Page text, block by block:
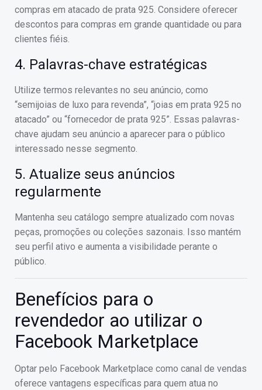
compras em atacado de prata 925. Considere oferecer
descontos para compras em grande quantidade ou para
clientes fiéis.
4. Palavras-chave estratégicas
Utilize termos relevantes no seu anúncio, como
“semijoias de luxo para revenda”, “joias em prata 925 no
atacado” ou “fornecedor de prata 925”. Essas palavras-
chave ajudam seu anúncio a aparecer para o público
interessado nesse segmento.
5. Atualize seus anúncios
regularmente
Mantenha seu catálogo sempre atualizado com novas
peças, promoções ou coleções sazonais. Isso mantém
seu perfil ativo e aumenta a visibilidade perante o
público.
Benefícios para o
revendedor ao utilizar o
Facebook Marketplace
Optar pelo Facebook Marketplace como canal de vendas
oferece vantagens específicas para quem atua no